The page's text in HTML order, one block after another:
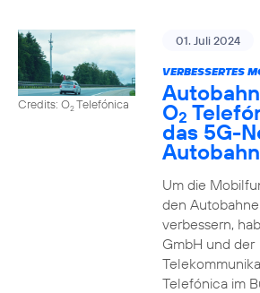
Credits: O2Telefónica
01. Juli 2024
VERBESSERTES
O2
das 5G-
Um die
den
verbessern,
GmbH und der
Telefónica im